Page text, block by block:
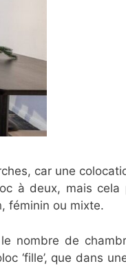
car une
à deux, mais cela
féminin ou mixte.
nombre de
‘fille’, que dans